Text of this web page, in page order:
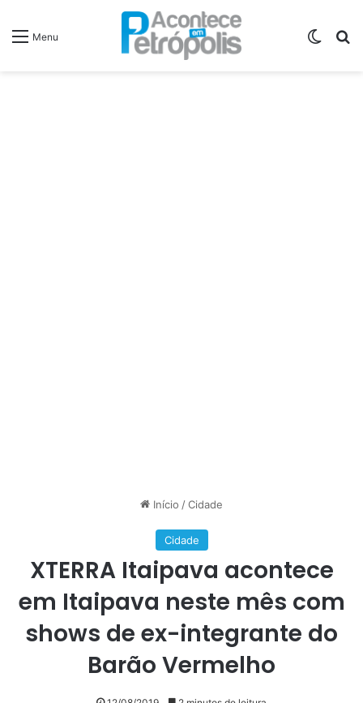
Menu
Início /Cidade
Cidade
XTERRA Itaipava acontece
em Itaipava neste mês com
shows de ex-integrante do
Barão Vermelho